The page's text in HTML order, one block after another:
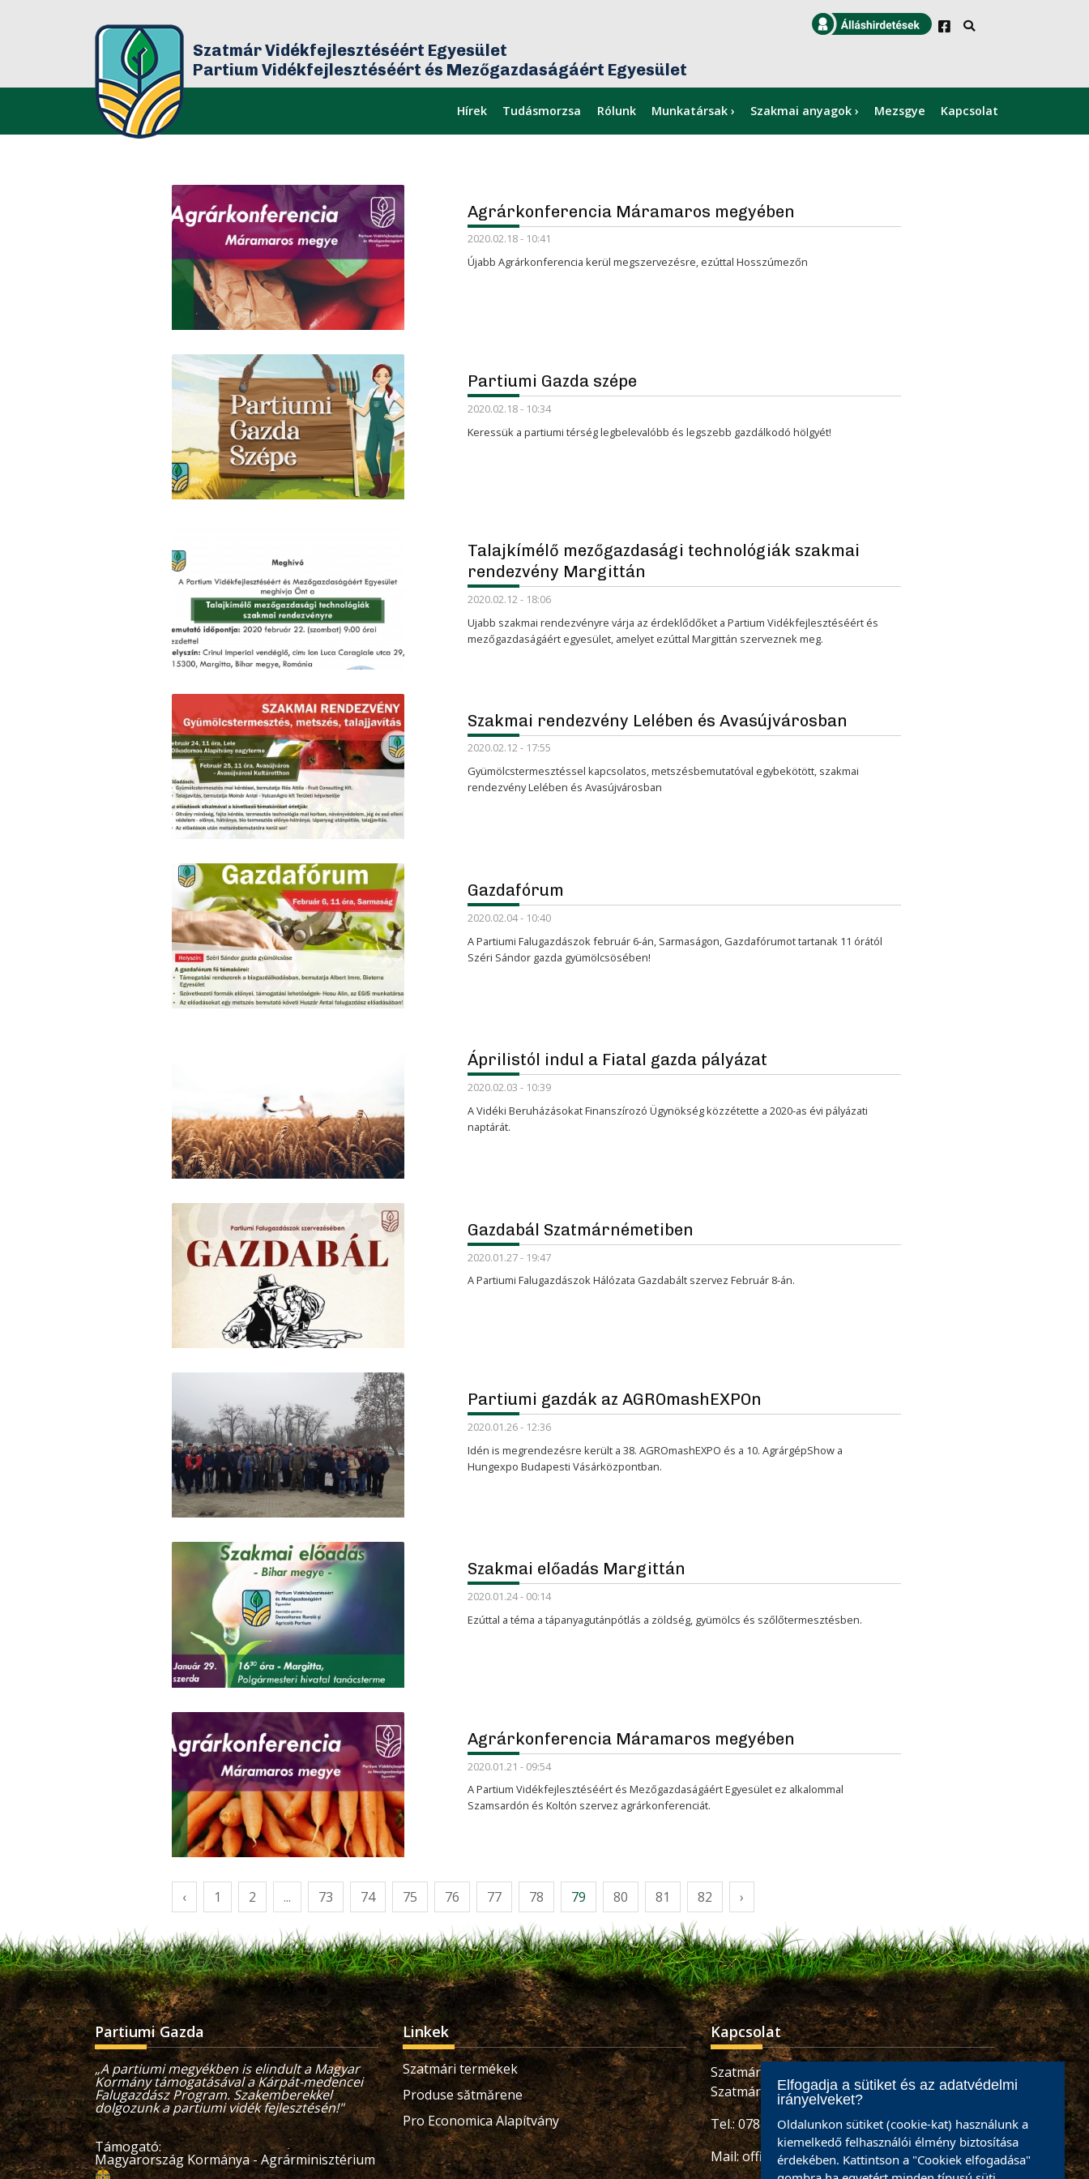
×
Szatmár Vidékfejlesztéséért Egyesület
Partium Vidékfejlesztéséért és Mezőgazdaságáért Egyesület
Hírek Tudásmorzsa Rólunk Munkatársak Szakmai anyagok Mezsgye Kapcsolat
Agrárkonferencia Máramaros megyében
2020.02.18 - 10:41
Újabb Agrárkonferencia kerül megszervezésre, ezúttal Hosszúmezőn
Partiumi Gazda szépe
2020.02.18 - 10:34
Keressük a partiumi térség legbelevalóbb és legszebb gazdálkodó hölgyét!
Talajkímélő mezőgazdasági technológiák szakmai
rendezvény Margittán
2020.02.12 - 18:06
Ujabb szakmai rendezvényre várja az érdeklődőket a Partium Vidékfejlesztéséért és
mezőgazdaságáért egyesület, amelyet ezúttal Margittán szerveznek meg.
Szakmai rendezvény Lelében és Avasújvárosban
2020.02.12 - 17:55
Gyümölcstermesztéssel kapcsolatos, metszésbemutatóval egybekötött, szakmai
rendezvény Lelében és Avasújvárosban
Gazdafórum
2020.02.04 - 10:40
A Partiumi Falugazdászok február 6-án, Sarmaságon, Gazdafórumot tartanak 11 órától
Széri Sándor gazda gyümölcsösében!
Áprilistól indul a Fiatal gazda pályázat
2020.02.03 - 10:39
A Vidéki Beruházásokat Finanszírozó Ügynökség közzétette a 2020-as évi pályázati
naptárát.
Gazdabál Szatmárnémetiben
2020.01.27 - 19:47
A Partiumi Falugazdászok Hálózata Gazdabált szervez Február 8-án.
Partiumi gazdák az AGROmashEXPOn
2020.01.26 - 12:36
Idén is megrendezésre került a 38. AGROmashEXPO és a 10. AgrárgépShow a
Hungexpo Budapesti Vásárközpontban.
Szakmai előadás Margittán
2020.01.24 - 00:14
Ezúttal a téma a tápanyagutánpótlás a zöldség, gyümölcs és szőlőtermesztésben.
Agrárkonferencia Máramaros megyében
2020.01.21 - 09:54
A Partium Vidékfejlesztéséért és Mezőgazdaságáért Egyesület ez alkalommal
Szamsardón és Koltón szervez agrárkonferenciát.
‹ 1 2 ... 73 74 75 76 77 78 79 80 81 82 ›
Partiumi Gazda
„A partiumi megyékben is elindult a Magyar
Kormány támogatásával a Kárpát-medencei
Falugazdász Program. Szakemberekkel
dolgozunk a partiumi vidék fejlesztésén!"
Támogató:
Magyarország Kormánya - Agrárminisztérium
Linkek
Szatmári termékek
Produse sătmărene
Pro Economica Alapítvány
Kapcsolat
Szatmárnémeti, Retezatului utca, 32 szám,
Szatmár megye
Tel.: 0784465887 / 0733926673
Mail:office@partiumigazda.ro
Elfogadja a sütiket és az adatvédelmi
irányelveket?
Oldalunkon sütiket (cookie-kat) használunk a
kiemelkedő felhasználói élmény biztosítása
érdekében. Kattintson a "Cookiek elfogadása"